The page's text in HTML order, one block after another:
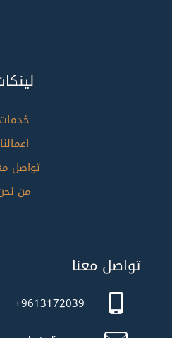
خدمات
اعمالنا
تواصل
من
تواصل معنا
9613172039+